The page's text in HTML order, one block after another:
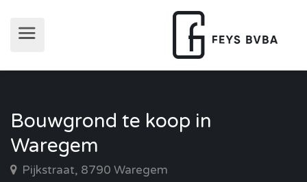
Bouwgrond te koop in
Waregem
Pijkstraat, 8790 Waregem